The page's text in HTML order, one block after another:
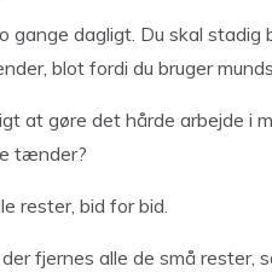
dagligt. Du skal stadig
blot fordi du bruger
at gøre det hårde arbejde i
tænder?
rester, bid for bid.
fjernes alle de små rester,